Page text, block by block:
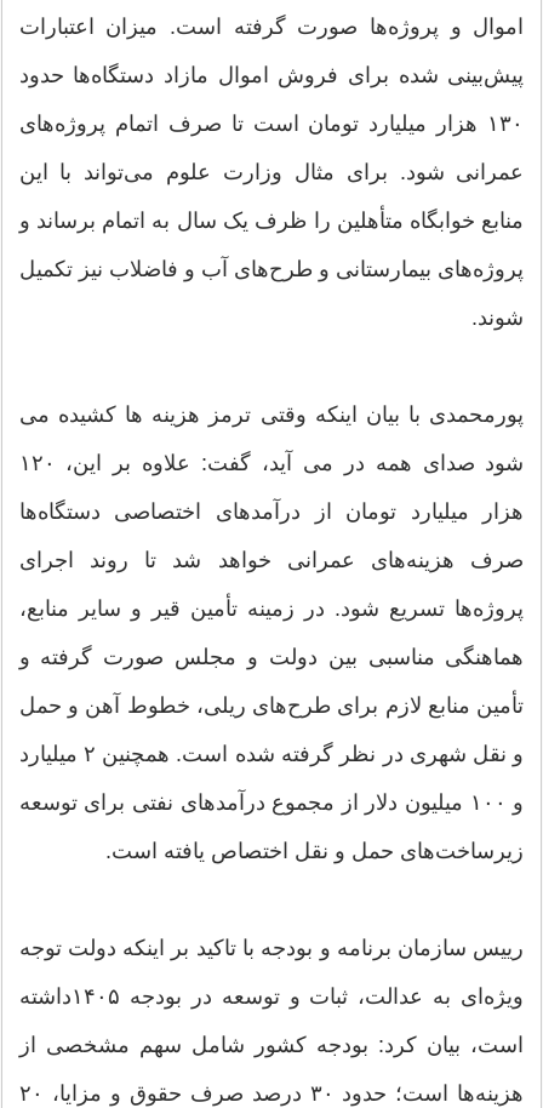
اموال و پروژه‌ها صورت گرفته است. میزان اعتبارات
پیش‌بینی شده برای فروش اموال مازاد دستگاه‌ها حدود
۱۳۰ هزار میلیارد تومان است تا صرف اتمام پروژه‌های
عمرانی شود. برای مثال وزارت علوم می‌تواند با این
منابع خوابگاه متأهلین را ظرف یک سال به اتمام برساند و
پروژه‌های بیمارستانی و طرح‌های آب و فاضلاب نیز تکمیل
شوند.
پورمحمدی با بیان اینکه وقتی ترمز هزینه ها کشیده می
شود صدای همه در می آید، گفت: علاوه بر این، ۱۲۰
هزار میلیارد تومان از درآمدهای اختصاصی دستگاه‌ها
صرف هزینه‌های عمرانی خواهد شد تا روند اجرای
پروژه‌ها تسریع شود. در زمینه تأمین قیر و سایر منابع،
هماهنگی مناسبی بین دولت و مجلس صورت گرفته و
تأمین منابع لازم برای طرح‌های ریلی، خطوط آهن و حمل
و نقل شهری در نظر گرفته شده است. همچنین ۲ میلیارد
و ۱۰۰ میلیون دلار از مجموع درآمدهای نفتی برای توسعه
زیرساخت‌های حمل و نقل اختصاص یافته است.
رییس سازمان برنامه و بودجه با تاکید بر اینکه دولت توجه
ویژه‌ای به عدالت، ثبات و توسعه در بودجه ۱۴۰۵داشته
است، بیان کرد: بودجه کشور شامل سهم مشخصی از
هزینه‌ها است؛ حدود ۳۰ درصد صرف حقوق و مزایا، ۲۰